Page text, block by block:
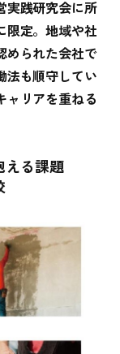
実践研究会に所
限定。地域や社
められた会社で
法も順守してい
ャリアを重ねる
える課題